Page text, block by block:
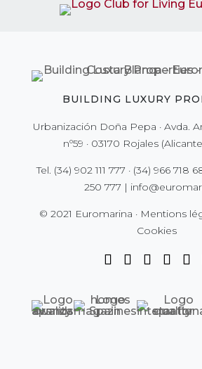
BUILDING LUXURY
Urbanización Doña Pepa · Avda.
nº59 · 03170 Rojales
Tel. (34) 902 111 777 · (34) 966 718
250 777 |
© 2021 Euromarina · Mentions
Cookies